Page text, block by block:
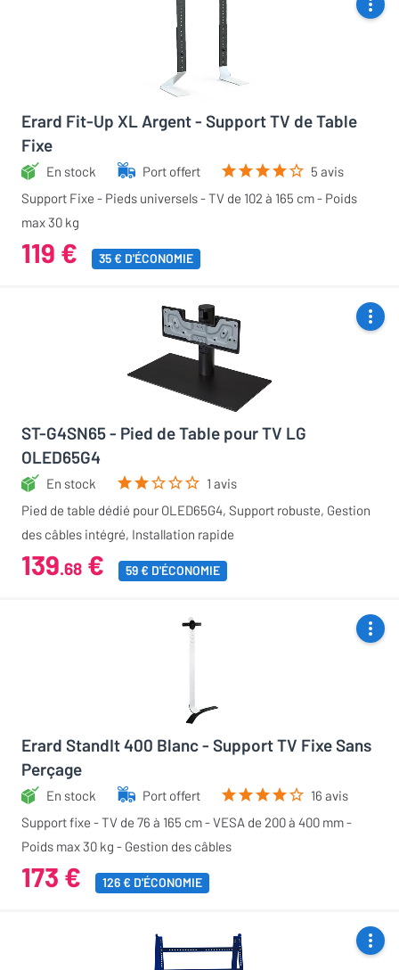
Erard Fit-Up XL Argent - Support TV de Table
Fixe
En stock Port offert
5 avis
Support Fixe - Pieds universels - TV de 102 à 165 cm - Poids
max 30 kg
119 € 35 € D'ÉCONOMIE
ST-G4SN65 - Pied de Table pour TV LG
OLED65G4
En stock
1 avis
Pied de table dédié pour OLED65G4, Support robuste, Gestion
des câbles intégré, Installation rapide
139.68 € 59 € D'ÉCONOMIE
Erard StandIt 400 Blanc - Support TV Fixe Sans
Perçage
En stock Port offert
16 avis
Support fixe - TV de 76 à 165 cm - VESA de 200 à 400 mm -
Poids max 30 kg - Gestion des câbles
173 € 126 € D'ÉCONOMIE